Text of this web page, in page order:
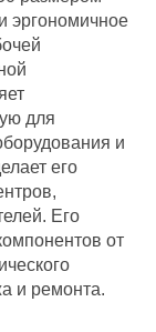
эргономичное
для
и
его
Его
от
и ремонта.